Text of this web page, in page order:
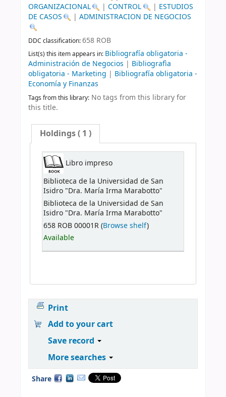
ORGANIZACIONAL
|CONTROL | ESTUDIOS
DE CASOS
|ADMINISTRACION DE NEGOCIOS
DDC classification:658 ROB
List(s) this item appears in: Bibliografía obligatoria -
Administración de Negocios | Bibliografìa
obligatoria - Marketing | Bibliografía obligatoria -
Economía y Finanzas
Tags from this library: No tags from this library for
this title.
Holdings( 1 )
Libro impreso
Biblioteca de la Universidad de San
Isidro "Dra. María Irma Marabotto"
Biblioteca de la Universidad de San
Isidro "Dra. María Irma Marabotto"
658 ROB 00001R (Browse shelf)
Available
Print
Add to your cart
Save record
More searches
Share